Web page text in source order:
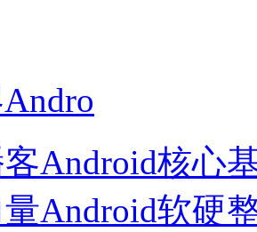
Android核心
Android软硬